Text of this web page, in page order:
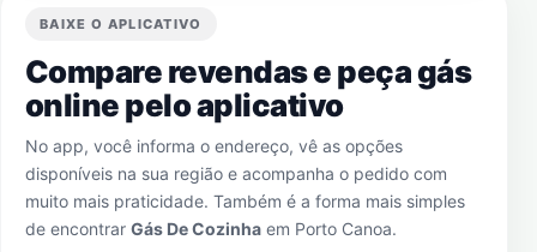
BAIXE O APLICATIVO
Compare revendas e peça gás
online pelo aplicativo
No app, você informa o endereço, vê as opções
disponíveis na sua região e acompanha o pedido com
muito mais praticidade. Também é a forma mais simples
de encontrar Gás De Cozinha em Porto Canoa.